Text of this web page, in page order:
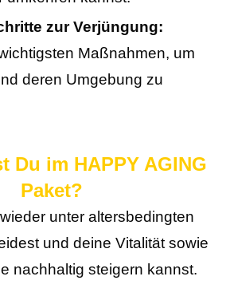
zur Verjüngung:
Maßnahmen, um
deren Umgebung zu
Du im HAPPY AGING
Paket?
unter altersbedingten
und deine Vitalität sowie
nachhaltig steigern kannst.